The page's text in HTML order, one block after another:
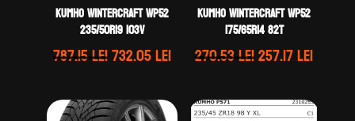
Kumho WINTERCRAFT WP52
235/50R19 103V
787.15leiPrețul
a
732.05leiPrețul
este:
Kumho WINTERCRAFT WP52
175/65R14 82T
270.53leiPrețul
a
257.17leiPrețul
este: